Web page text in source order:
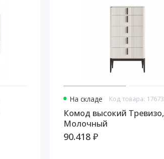
На складе Код товара: 17673
Комод высокий Тревизо,
Молочный
90.418 ₽